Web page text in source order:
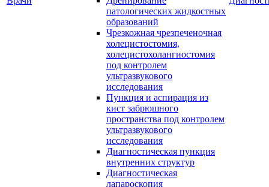
патологических жидкостных
образований
Чрезкожная чрезпеченочная
холецистостомия,
холецистохолангиостомия
под контролем
ультразвукового
исследования
Пункция и аспирация из
кист забрюшного
пространства под контролем
ультразвукового
исследования
Диагностическая пункция
внутренних структур
Диагностическая
лапароскопия